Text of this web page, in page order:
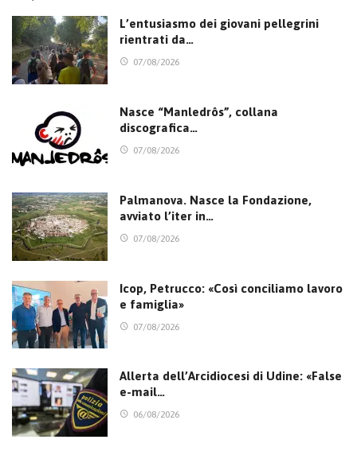
L’entusiasmo dei giovani pellegrini
rientrati da…
07/08/2026
Nasce “Manledrôs”, collana
discografica…
07/08/2026
Palmanova. Nasce la Fondazione,
avviato l’iter in…
07/08/2026
Icop, Petrucco: «Così conciliamo lavoro
e famiglia»
07/08/2026
Allerta dell’Arcidiocesi di Udine: «False
e-mail…
06/08/2026